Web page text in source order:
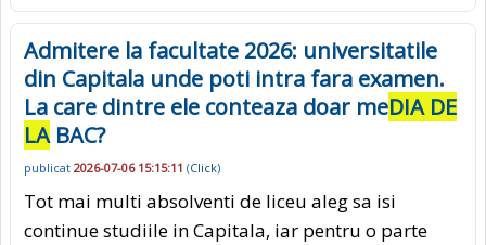
Admitere la facultate 2026: universitatile
din Capitala unde poti intra fara examen.
La care dintre ele conteaza doar meDIA DE
LABAC?
publicat 2026-07-06 15:15:11 (Click)
Tot mai multi absolventi de liceu aleg sa isi
continue studiile in Capitala, iar pentru o parte